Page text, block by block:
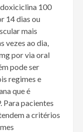
100
14 dias ou
mais
vezes ao dia,
por via oral
pode ser
regimes e
que é
Para pacientes
a critérios